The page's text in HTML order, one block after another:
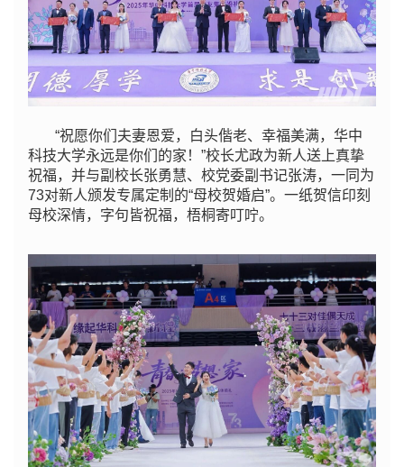
“祝愿你们夫妻恩爱，白头偕老、幸福美满，华中
科技大学永远是你们的家！”校长尤政为新人送上真挚
祝福，并与副校长张勇慧、校党委副书记张涛，一同为
73对新人颁发专属定制的“母校贺婚启”。一纸贺信印刻
母校深情，字句皆祝福，梧桐寄叮咛。